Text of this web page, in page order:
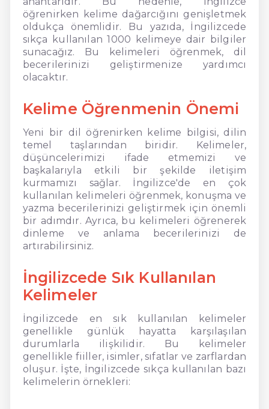
öğrenirken kelime dağarcığını genişletmek
oldukça önemlidir. Bu yazıda, İngilizcede
sıkça kullanılan 1000 kelimeye dair bilgiler
sunacağız. Bu kelimeleri öğrenmek, dil
becerilerinizi geliştirmenize yardımcı
olacaktır.
Kelime Öğrenmenin Önemi
Yeni bir dil öğrenirken kelime bilgisi, dilin
temel taşlarından biridir. Kelimeler,
düşüncelerimizi ifade etmemizi ve
başkalarıyla etkili bir şekilde iletişim
kurmamızı sağlar. İngilizce'de en çok
kullanılan kelimeleri öğrenmek, konuşma ve
yazma becerilerinizi geliştirmek için önemli
bir adımdır. Ayrıca, bu kelimeleri öğrenerek
dinleme ve anlama becerilerinizi de
artırabilirsiniz.
İngilizcede Sık Kullanılan
Kelimeler
İngilizcede en sık kullanılan kelimeler
genellikle günlük hayatta karşılaşılan
durumlarla ilişkilidir. Bu kelimeler
genellikle fiiller, isimler, sıfatlar ve zarflardan
oluşur. İşte, İngilizcede sıkça kullanılan bazı
kelimelerin örnekleri: